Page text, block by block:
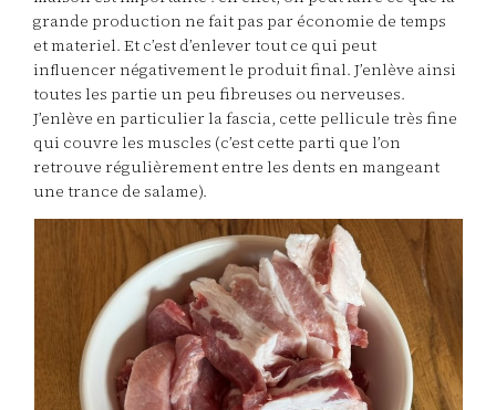
grande production ne fait pas par économie de temps
et materiel. Et c’est d’enlever tout ce qui peut
influencer négativement le produit final. J’enlève ainsi
toutes les partie un peu fibreuses ou nerveuses.
J’enlève en particulier la fascia, cette pellicule très fine
qui couvre les muscles (c’est cette parti que l’on
retrouve régulièrement entre les dents en mangeant
une trance de salame).